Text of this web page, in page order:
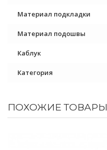
Материал подкладки
Материал подошвы
Каблук
Категория
ПОХОЖИЕ ТОВАРЫ